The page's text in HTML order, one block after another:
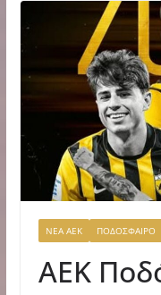
ΝΕΑ ΑΕΚ ΠΟΔΟΣΦΑΙΡΟ
ΑΕΚ